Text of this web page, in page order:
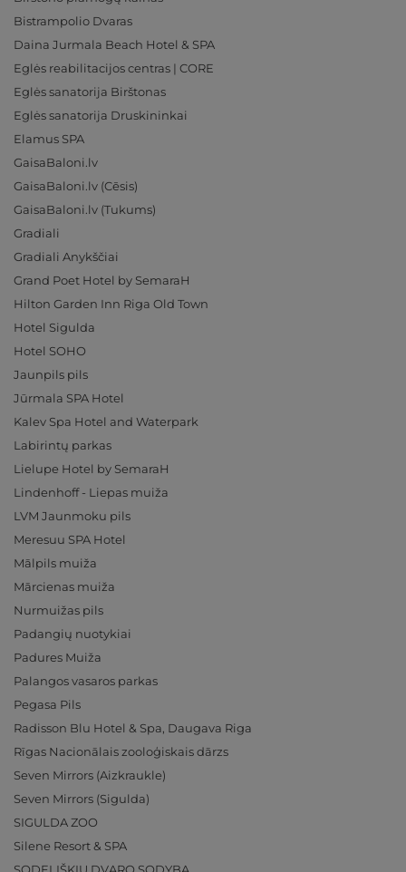
Bistrampolio Dvaras
Daina Jurmala Beach Hotel & SPA
Eglės reabilitacijos centras | CORE
Eglės sanatorija Birštonas
Eglės sanatorija Druskininkai
Elamus SPA
GaisaBaloni.lv
GaisaBaloni.lv (Cēsis)
GaisaBaloni.lv (Tukums)
Gradiali
Gradiali Anykščiai
Grand Poet Hotel by SemaraH
Hilton Garden Inn Riga Old Town
Hotel Sigulda
Hotel SOHO
Jaunpils pils
Jūrmala SPA Hotel
Kalev Spa Hotel and Waterpark
Labirintų parkas
Lielupe Hotel by SemaraH
Lindenhoff - Liepas muiža
LVM Jaunmoku pils
Meresuu SPA Hotel
Mālpils muiža
Mārcienas muiža
Nurmuižas pils
Padangių nuotykiai
Padures Muiža
Palangos vasaros parkas
Pegasa Pils
Radisson Blu Hotel & Spa, Daugava Riga
Rīgas Nacionālais zooloģiskais dārzs
Seven Mirrors (Aizkraukle)
Seven Mirrors (Sigulda)
SIGULDA ZOO
Silene Resort & SPA